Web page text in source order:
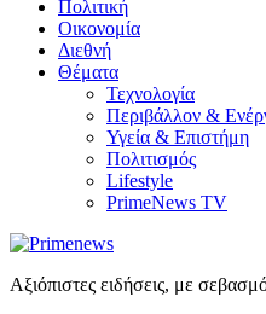
Πολιτική
Οικονομία
Διεθνή
Θέματα
Τεχνολογία
Περιβάλλον &
Υγεία & Επιστήμη
Πολιτισμός
Lifestyle
PrimeNews TV
Αξιόπιστες ειδήσεις, με